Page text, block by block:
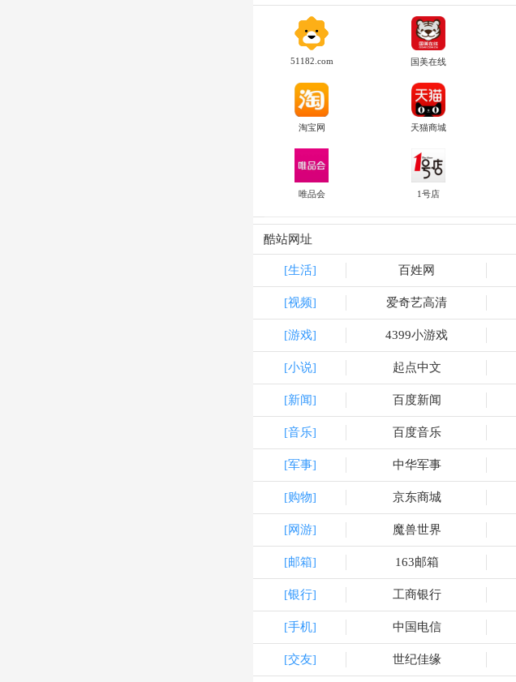
51182.com 国美在线
淘宝网 天猫商城
唯品会 1号店
酷站网址
[生活] 百姓网
[视频] 爱奇艺高清
[游戏] 4399小游戏
[小说] 起点中文
[新闻] 百度新闻
[音乐] 百度音乐
[军事] 中华军事
[购物] 京东商城
[网游] 魔兽世界
[邮箱] 163邮箱
[银行] 工商银行
[手机] 中国电信
[交友] 世纪佳缘